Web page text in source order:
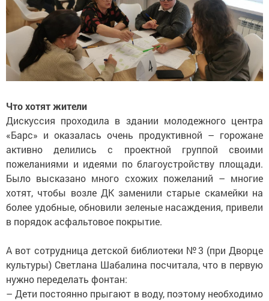
Что хотят жители
Дискуссия проходила в здании молодежного центра
«Барс» и оказалась очень продуктивной – горожане
активно делились с проектной группой своими
пожеланиями и идеями по благоустройству площади.
Было высказано много схожих пожеланий – многие
хотят, чтобы возле ДК заменили старые скамейки на
более удобные, обновили зеленые насаждения, привели
в порядок асфальтовое покрытие.
А вот сотрудница детской библиотеки №3 (при Дворце
культуры) Светлана Шабалина посчитала, что в первую
нужно переделать фонтан:
– Дети постоянно прыгают в воду, поэтому необходимо